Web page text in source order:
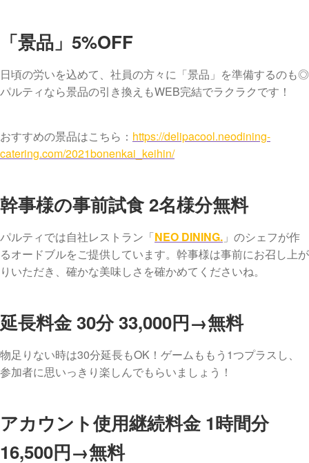
「景品」5%OFF
日頃の労いを込めて、社員の方々に「景品」を準備するのも◎
パルティなら景品の引き換えもWEB完結でラクラクです！
おすすめの景品はこちら： https://delipacool.neodining-
catering.com/2021bonenkai_keihin/
幹事様の事前試食 2名様分無料
パルティでは自社レストラン「NEO DINING. 」のシェフが作
るオードブルをご提供しています。幹事様は事前にお召し上が
りいただき、確かな美味しさを確かめてくださいね。
延長料金 30分 33,000円→無料
物足りない時は30分延長もOK！ゲームももう1つプラスし、
参加者に思いっきり楽しんでもらいましょう！
アカウント使用継続料金 1時間分
16,500円→無料